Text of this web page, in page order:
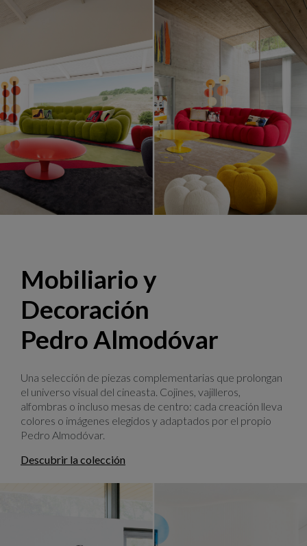
Bubble, design Sacha Lakic
Mobiliario y
Decoración
Pedro Almodóvar
Una selección de piezas complementarias que prolongan
el universo visual del cineasta. Cojines, vajilleros,
alfombras o incluso mesas de centro: cada creación lleva
colores o imágenes elegidos y adaptados por el propio
Pedro Almodóvar.
Descubrir la colección